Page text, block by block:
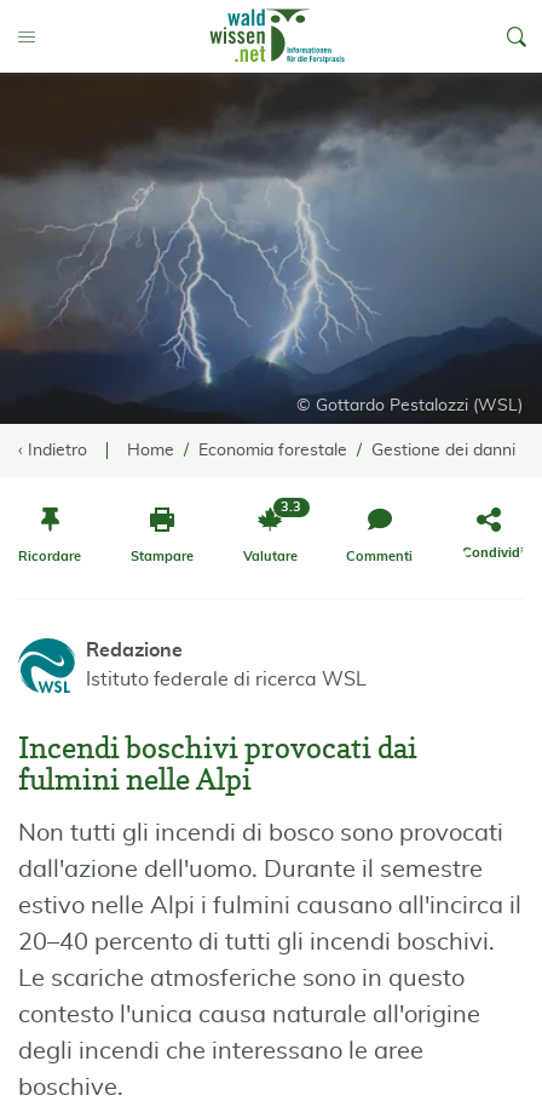
Toggle Menu
© Gottardo Pestalozzi (WSL)
‹ Indietro Home Economia forestale Gestione dei danni
Ricordare Stampare Valutare
3.3
Commenti Condividi
Redazione
Istituto federale di ricerca WSL
Incendi boschivi provocati dai
fulmini nelle Alpi
Non tutti gli incendi di bosco sono provocati
dall'azione dell'uomo. Durante il semestre
estivo nelle Alpi i fulmini causano all'incirca il
20–40 percento di tutti gli incendi boschivi.
Le scariche atmosferiche sono in questo
contesto l'unica causa naturale all'origine
degli incendi che interessano le aree
boschive.